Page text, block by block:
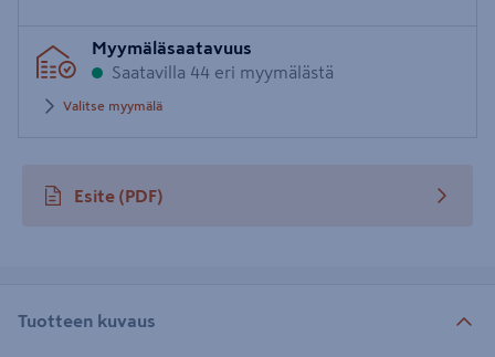
postinumero
Myymäläsaatavuus
Saatavilla 44 eri myymälästä
Valitse myymälä
Esite (PDF)
avautuu uuteen välilehteen
Tuotteen kuvaus